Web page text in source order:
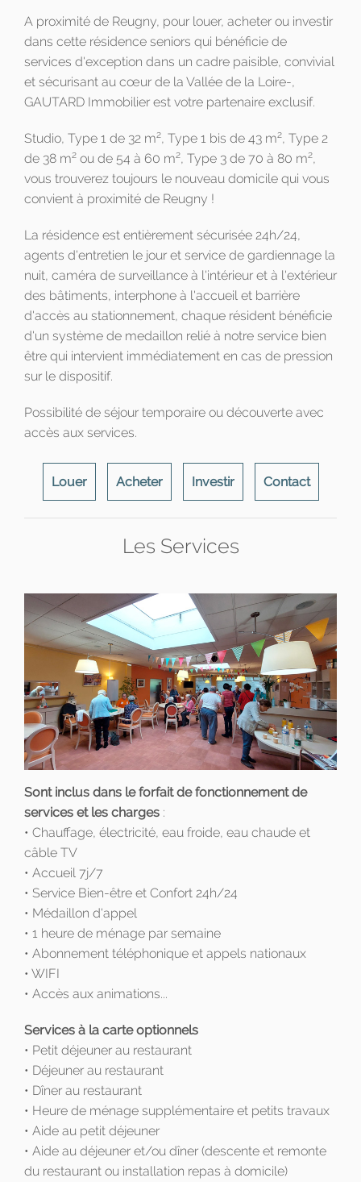
A proximité de Reugny, pour louer, acheter ou investir
dans cette résidence seniors qui bénéficie de
services d'exception dans un cadre paisible, convivial
et sécurisant au cœur de la Vallée de la Loire-,
GAUTARD Immobilier est votre partenaire exclusif.
Studio, Type 1 de 32 m2, Type 1 bis de 43 m2, Type 2
de 38 m2 ou de 54 à 60 m2, Type 3 de 70 à 80 m2,
vous trouverez toujours le nouveau domicile qui vous
convient à proximité de Reugny !
La résidence est entièrement sécurisée 24h/24,
agents d'entretien le jour et service de gardiennage la
nuit, caméra de surveillance à l'intérieur et à l'extérieur
des bâtiments, interphone à l'accueil et barrière
d'accès au stationnement, chaque résident bénéficie
d'un système de medaillon relié à notre service bien
être qui intervient immédiatement en cas de pression
sur le dispositif.
Possibilité de séjour temporaire ou découverte avec
accès aux services.
Louer Acheter Investir Contact
Les Services
Sont inclus dans le forfait de fonctionnement de
services et les charges :
• Chauffage, électricité, eau froide, eau chaude et
câble TV
• Accueil 7j/7
• Service Bien-être et Confort 24h/24
• Médaillon d'appel
• 1 heure de ménage par semaine
• Abonnement téléphonique et appels nationaux
• WIFI
• Accès aux animations...
Services à la carte optionnels
• Petit déjeuner au restaurant
• Déjeuner au restaurant
• Dîner au restaurant
• Heure de ménage supplémentaire et petits travaux
• Aide au petit déjeuner
• Aide au déjeuner et/ou dîner (descente et remonte
du restaurant ou installation repas à domicile)